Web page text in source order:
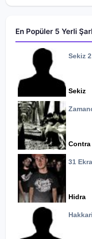
En Popüler 5 Yerli
Sekiz 2
Sekiz
Contra
31
Hidra